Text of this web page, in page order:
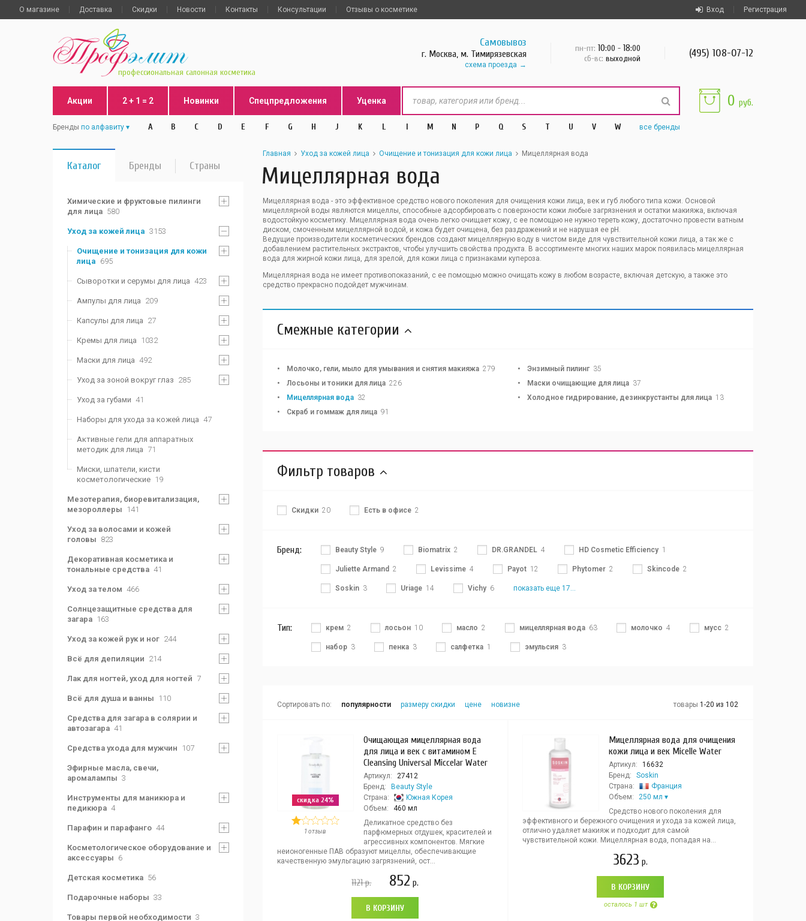
Вход Регистрация
О магазине Доставка Скидки Новости Контакты Консультации Отзывы о косметике
профессиональная салонная косметика
Самовывоз
г. Москва, м. Тимирязевская
схема проезда
пн-пт: 10:00 - 18:00
сб-вс: выходной (495) 108-07-12
Акции 2 + 1 = 2 Новинки Спецпредложения Уценка
Бренды по алфавиту A B C D E F G H J K L l M N P Q S T U V W все бренды
0 руб.
Каталог Бренды Страны
Химические и фруктовые пилинги
для лица 580
Уход за кожей лица 3153
Очищение и тонизация для кожи
лица 695
Сыворотки и серумы для лица 423
Ампулы для лица 209
Капсулы для лица 27
Кремы для лица 1032
Маски для лица 492
Уход за зоной вокруг глаз 285
Уход за губами 41
Наборы для ухода за кожей лица 47
Активные гели для аппаратных
методик для лица 71
Миски, шпатели, кисти
косметологические 19
Мезотерапия, биоревитализация,
мезороллеры 141
Уход за волосами и кожей
головы 823
Декоративная косметика и
тональные средства 41
Уход за телом 466
Солнцезащитные средства для
загара 163
Уход за кожей рук и ног 244
Всё для депиляции 214
Лак для ногтей, уход для ногтей 7
Всё для душа и ванны 110
Средства для загара в солярии и
автозагара 41
Средства ухода для мужчин 107
Эфирные масла, свечи,
аромалампы 3
Инструменты для маникюра и
педикюра 4
Парафин и парафанго 44
Косметологическое оборудование и
аксессуары 6
Детская косметика 56
Подарочные наборы 33
Товары первой необходимости 3
Главная Уход за кожей лица Очищение и тонизация для кожи лица Мицеллярная вода
Мицеллярная вода
Мицеллярная вода - это эффективное средство нового поколения для очищения кожи лица, век и губ любого типа кожи. Основой
мицеллярной воды являются мицеллы, способные адсорбировать с поверхности кожи любые загрязнения и остатки макияжа, включая
водостойкую косметику. Мицеллярная вода очень легко очищает кожу, с ее помощью не нужно тереть кожу, достаточно провести ватным
диском, смоченным мицеллярной водой, и кожа будет очищена, без раздражений и не нарушая ее рН.
Ведущие производители косметических брендов создают мицеллярную воду в чистом виде для чувствительной кожи лица, а так же с
добавлением растительных экстрактов, чтобы улучшить свойства продукта. В ассортименте многих наших марок появилась мицеллярная
вода для жирной кожи лица, для зрелой, для кожи лица с признаками купероза.
Мицеллярная вода не имеет противопоказаний, с ее помощью можно очищать кожу в любом возрасте, включая детскую, а также это
средство прекрасно подойдет мужчинам.
Смежные категории
Молочко, гели, мыло для умывания и снятия макияжа 279
Лосьоны и тоники для лица 226
Мицеллярная вода 32
Скраб и гоммаж для лица 91
Энзимный пилинг 35
Маски очищающие для лица 37
Холодное гидрирование, дезинкрустанты для лица 13
Фильтр товаров
Скидки 20 Есть в офисе 2
Бренд: Beauty Style 9 Biomatrix 2 DR.GRANDEL 4 HD Cosmetic Efficiency 1
Juliette Armand 2 Levissime 4 Payot 12 Phytomer 2 Skincode 2
Soskin 3 Uriage 14 Vichy 6 показать еще 17...
Тип: крем 2 лосьон 10 масло 2 мицеллярная вода 63 молочко 4 мусс 2
набор 3 пенка 3 салфетка 1 эмульсия 3
Сортировать по: популярности размеру скидки цене новизне товары 1-20 из 102
скидка 24%
1 отзыв
Очищающая мицеллярная вода
для лица и век с витамином Е
Cleansing Universal Miccelar Water
Артикул:
27412
Бренд:
Beauty Style
Страна:
Южная Корея
Объем:
460 мл
Деликатное средство без
парфюмерных отдушек, красителей и
агрессивных компонентов. Мягкие
неионогенные ПАВ образуют мицеллы, обеспечивающие
качественную эмульгацию загрязнений, ост...
1121р. 852 р.
В КОРЗИНУ
Мицеллярная вода для очищения
кожи лица и век Micelle Water
Артикул:
16632
Бренд:
Soskin
Страна:
Франция
Объем:
250 мл
Средство нового поколения для
эффективного и бережного очищения и ухода за кожей лица,
отлично удаляет макияж и подходит для самой
чувствительной кожи. Мицеллярная вода, попадая на...
3623 р.
В КОРЗИНУ
осталось 1 шт